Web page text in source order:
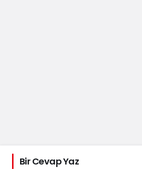
Bir Cevap Yaz